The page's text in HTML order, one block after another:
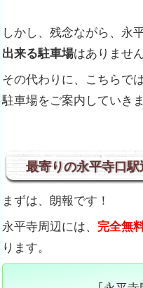
しかし、残念ながら、永
出来る駐車場はありません
その代わりに、こちらで
駐車場をご案内していき
最寄りの永平寺口駅
まずは、朗報です！
永平寺周辺には、 完全無
ります。